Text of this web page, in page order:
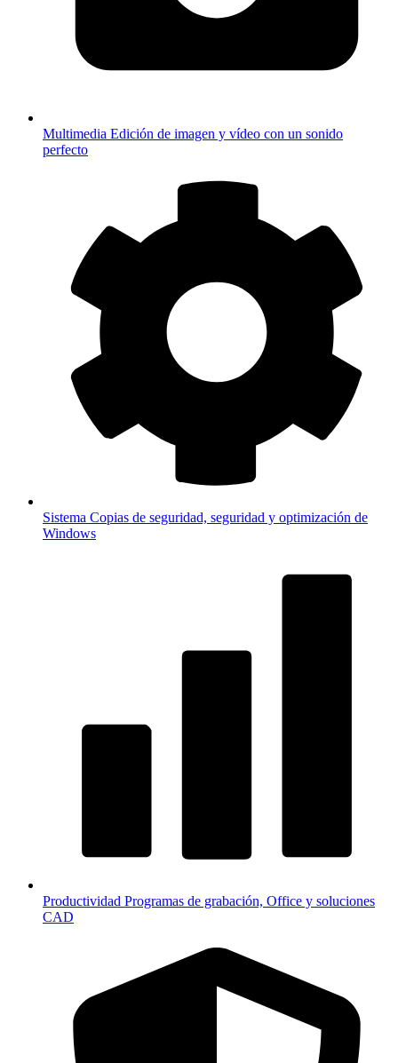
Multimedia Edición de imagen y vídeo con un sonido
perfecto
Sistema Copias de seguridad, seguridad y optimización de
Windows
Productividad Programas de grabación, Office y soluciones
CAD